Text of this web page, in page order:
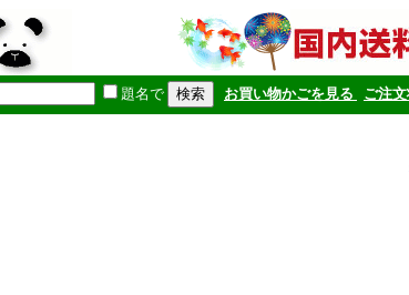
題名で お買い物かごを見る ご注